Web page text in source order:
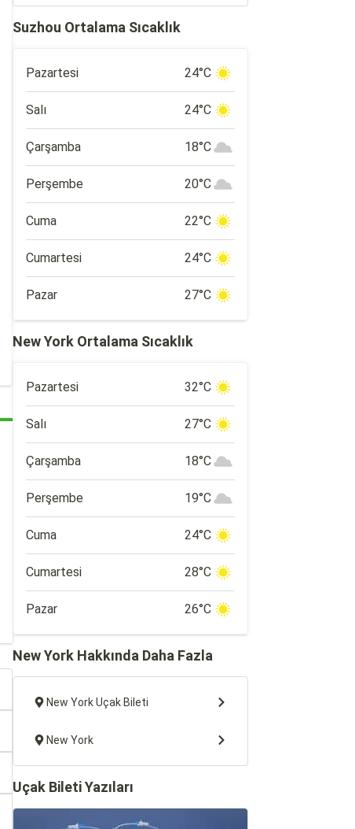
Suzhou Ortalama Sıcaklık
Pazartesi 24°C
Salı 24°C
Çarşamba 18°C
Perşembe 20°C
Cuma 22°C
Cumartesi 24°C
Pazar 27°C
New York Ortalama Sıcaklık
Pazartesi 32°C
Salı 27°C
Çarşamba 18°C
Perşembe 19°C
Cuma 24°C
Cumartesi 28°C
Pazar 26°C
New York Hakkında Daha Fazla
New York Uçak Bileti
New York
Uçak Bileti Yazıları